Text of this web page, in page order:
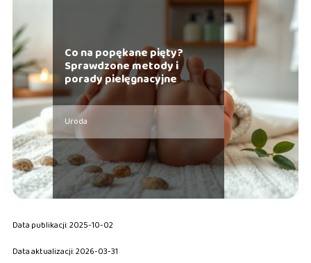
Co na popękane pięty?
Sprawdzone metody i
porady pielęgnacyjne
Uroda
Data publikacji: 2025-10-02
Data aktualizacji: 2026-03-31